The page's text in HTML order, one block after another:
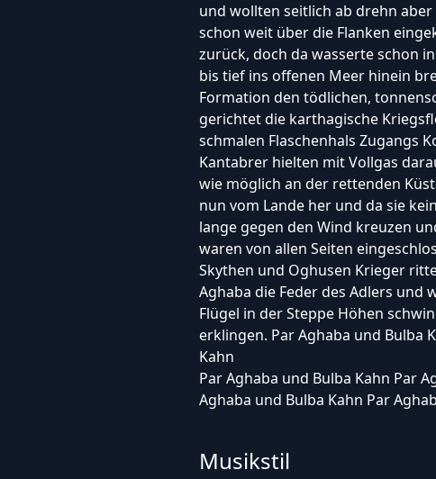
und wollten seitlich ab drehn
schon weit über die Flanken
zurück, doch da wasserte schon
bis tief ins offenen Meer hinein
Formation den tödlichen,
gerichtet die karthagische
schmalen Flaschenhals Zugangs
Kantabrer hielten mit Vollgas
wie möglich an der rettenden
nun vom Lande her und da sie
lange gegen den Wind kreuzen
waren von allen Seiten
Skythen und Oghusen Krieger
Aghaba die Feder des Adlers und
Flügel in der Steppe Höhen
erklingen. Par Aghaba und Bulba
Kahn
Par Aghaba und Bulba Kahn Par
Aghaba und Bulba Kahn Par
Musikstil